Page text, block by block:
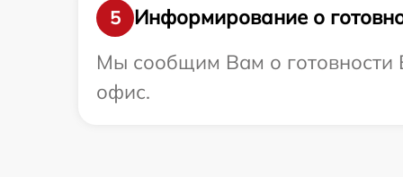
5
Информирование о
Мы сообщим Вам о готовности
офис.